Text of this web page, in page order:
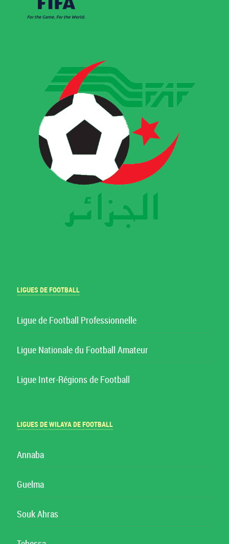
LIGUES DE FOOTBALL
Ligue de Football Professionnelle
Ligue Nationale du Football Amateur
Ligue Inter-Régions de Football
LIGUES DE WILAYA DE FOOTBALL
Annaba
Guelma
Souk Ahras